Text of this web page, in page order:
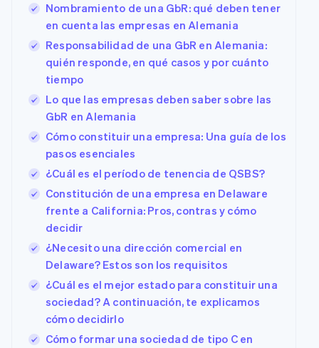
Nombramiento de una GbR: qué deben tener
en cuenta las empresas en Alemania
Responsabilidad de una GbR en Alemania:
quién responde, en qué casos y por cuánto
tiempo
Lo que las empresas deben saber sobre las
GbR en Alemania
Cómo constituir una empresa: Una guía de los
pasos esenciales
¿Cuál es el período de tenencia de QSBS?
Constitución de una empresa en Delaware
frente a California: Pros, contras y cómo
decidir
¿Necesito una dirección comercial en
Delaware? Estos son los requisitos
¿Cuál es el mejor estado para constituir una
sociedad? A continuación, te explicamos
cómo decidirlo
Cómo formar una sociedad de tipo C en